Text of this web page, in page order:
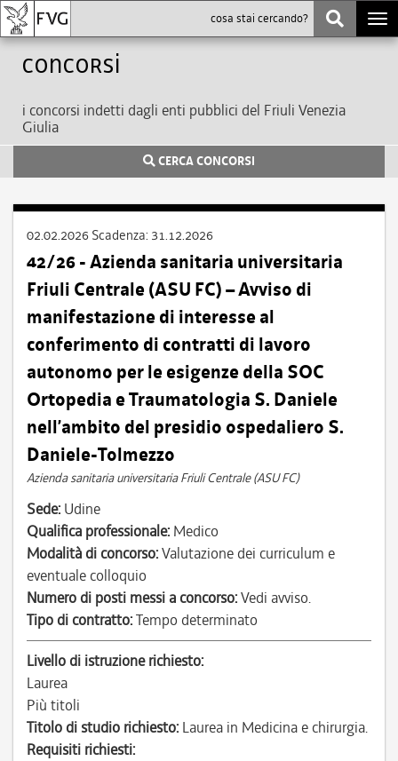
Concorsi
i concorsi indetti dagli enti pubblici del Friuli Venezia
Giulia
CERCA CONCORSI
02.02.2026 Scadenza: 31.12.2026
42/26 - Azienda sanitaria universitaria
Friuli Centrale (ASU FC) – Avviso di
manifestazione di interesse al
conferimento di contratti di lavoro
autonomo per le esigenze della SOC
Ortopedia e Traumatologia S. Daniele
nell’ambito del presidio ospedaliero S.
Daniele-Tolmezzo
Azienda sanitaria universitaria Friuli Centrale (ASU FC)
Sede: Udine
Qualifica professionale: Medico
Modalità di concorso:Valutazione dei curriculum e
eventuale colloquio
Numero di posti messi a concorso:Vedi avviso.
Tipo di contratto:Tempo determinato
Livello di istruzione richiesto:
Laurea
Più titoli
Titolo di studio richiesto: Laurea in Medicina e chirurgia.
Requisiti richiesti: